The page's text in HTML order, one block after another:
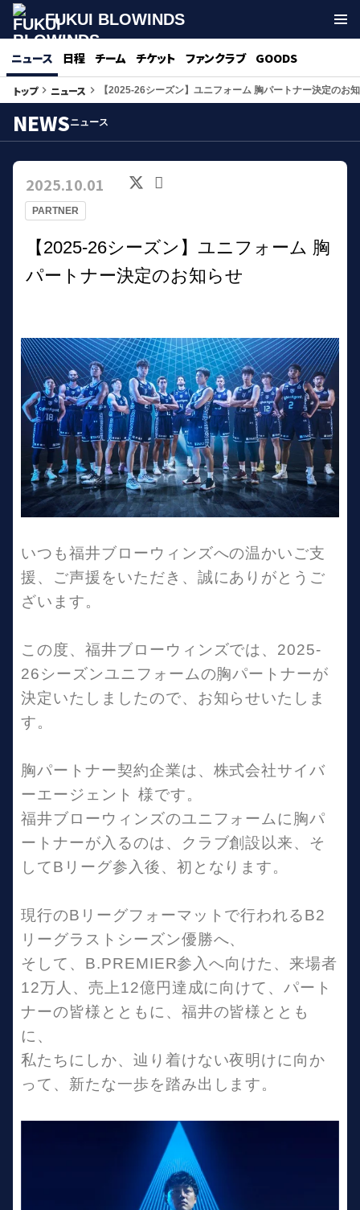
FUKUI BLOWINDS
ニュース 日程 チーム チケット ファンクラブ GOODS
トップkeyboard_arrow_right ニュース keyboard_arrow_right 【2025-26シーズン】ユニフォーム 胸パートナー決定のお
NEWSニュース
PARTNER
2025.10.01
【2025-26シーズン】ユニフォーム 胸
パートナー決定のお知らせ
いつも福井ブローウィンズへの温かいご支
援、ご声援をいただき、誠にありがとうご
ざいます。
この度、福井ブローウィンズでは、2025-
26シーズンユニフォームの胸パートナーが
決定いたしましたので、お知らせいたしま
す。
胸パートナー契約企業は、株式会社サイバ
ーエージェント 様です。
福井ブローウィンズのユニフォームに胸パ
ートナーが入るのは、クラブ創設以来、そ
してBリーグ参入後、初となります。
現行のBリーグフォーマットで行われるB2
リーグラストシーズン優勝へ、
そして、B.PREMIER参入へ向けた、来場者
12万人、売上12億円達成に向けて、パート
ナーの皆様とともに、福井の皆様ととも
に、
私たちにしか、辿り着けない夜明けに向か
って、新たな一歩を踏み出します。